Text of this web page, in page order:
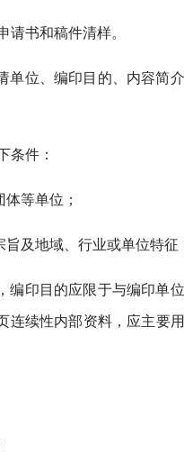
书和稿件清样。
位、编印目的、内容简
条件：
等单位；
及地域、行业或单位特征
编印目的应限于与编印单
续性内部资料，应主要